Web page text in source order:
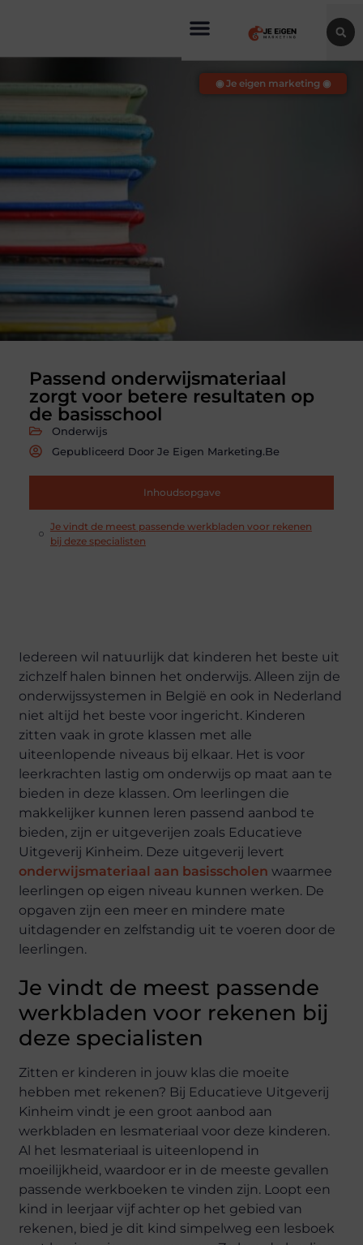
Passend onderwijsmateriaal
zorgt voor betere resultaten op
de basisschool
Onderwijs
Gepubliceerd Door Je Eigen Marketing.be
Inhoudsopgave
Je vindt de meest passende werkbladen voor rekenen
bij deze specialisten
◉ Je eigen marketing ◉
Iedereen wil natuurlijk dat kinderen het beste uit
zichzelf halen binnen het onderwijs. Alleen zijn de
onderwijssystemen in België en ook in Nederland
niet altijd het beste voor ingericht. Kinderen
zitten vaak in grote klassen met alle
uiteenlopende niveaus bij elkaar. Het is voor
leerkrachten lastig om onderwijs op maat aan te
bieden in deze klassen. Om leerlingen die
makkelijker kunnen leren passend aanbod te
bieden, zijn er uitgeverijen zoals Educatieve
Uitgeverij Kinheim. Deze uitgeverij levert
onderwijsmateriaal aan basisscholen waarmee
leerlingen op eigen niveau kunnen werken. De
opgaven zijn een meer en mindere mate
uitdagender en zelfstandig uit te voeren door de
leerlingen.
Je vindt de meest passende
werkbladen voor rekenen bij
deze specialisten
Zitten er kinderen in jouw klas die moeite
hebben met rekenen? Bij Educatieve Uitgeverij
Kinheim vindt je een groot aanbod aan
werkbladen en lesmateriaal voor deze kinderen.
Al het lesmateriaal is uiteenlopend in
moeilijkheid, waardoor er in de meeste gevallen
passende werkboeken te vinden zijn. Loopt een
kind in leerjaar vijf achter op het gebied van
rekenen, bied je dit kind simpelweg een lesboek